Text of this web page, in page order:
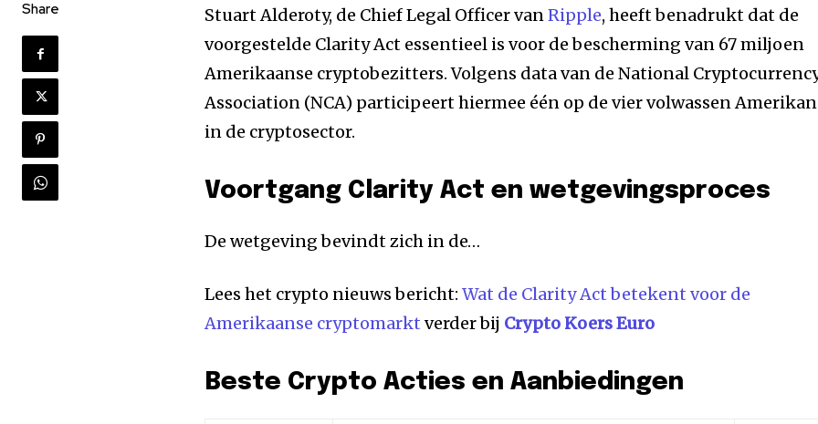
Share Stuart Alderoty, de Chief Legal Officer vanRipple, heeft benadrukt dat de
voorgestelde Clarity Act essentieel is voor de bescherming van 67 miljoen
Amerikaanse cryptobezitters. Volgens data van de National
Association (NCA) participeert hiermee één op de vier volwassen
in de cryptosector.
Voortgang Clarity Act en wetgevingsproces
De wetgeving bevindt zich in de…
Lees het crypto nieuws bericht:Wat de Clarity Act betekent voor de
Amerikaanse cryptomarkt verder bij Crypto Koers Euro
Beste Crypto Acties en Aanbiedingen